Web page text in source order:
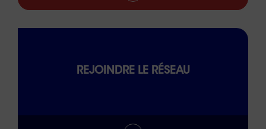
REJOINDRE LE RÉSEAU